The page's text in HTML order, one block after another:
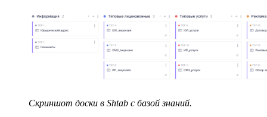
Скриншот доски в Shtab с базой знаний.